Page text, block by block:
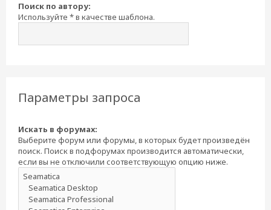
Поиск по автору:
Используйте * в качестве шаблона.
Параметры запроса
Искать в форумах:
Выберите форум или форумы, в которых будет произведён
поиск. Поиск в подфорумах производится автоматически,
если вы не отключили соответствующую опцию ниже.